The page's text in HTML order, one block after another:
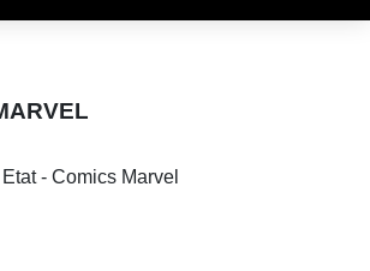
- Comics Marvel